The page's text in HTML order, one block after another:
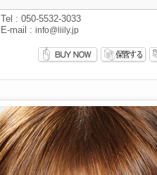
Tel : 050-5532-3033
E-mail : info@liily.jp